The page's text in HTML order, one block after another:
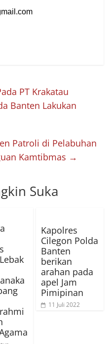
PT Krakatau
Banten Lakukan
Patroli di Pelabuhan
Kamtibmas →
Suka
Kapolres
Cilegon Polda
Banten
berikan
arahan pada
apel Jam
Pimipinan
11 Juli 2022